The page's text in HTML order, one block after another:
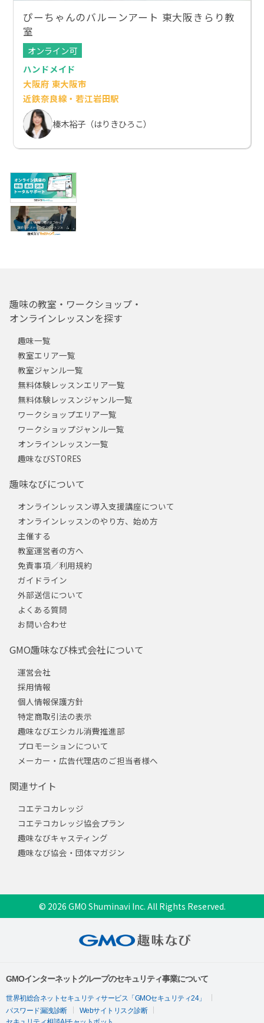
ぴーちゃんのバルーンアート 東大阪きらり教
室
オンライン可
ハンドメイド
大阪府 東大阪市
近鉄奈良線・若江岩田駅
榛木裕子（はりきひろこ）
趣味の教室・ワークショップ・
オンラインレッスンを探す
趣味一覧
教室エリア一覧
教室ジャンル一覧
無料体験レッスンエリア一覧
無料体験レッスンジャンル一覧
ワークショップエリア一覧
ワークショップジャンル一覧
オンラインレッスン一覧
趣味なびSTORES
趣味なびについて
オンラインレッスン導入支援講座について
オンラインレッスンのやり方、始め方
主催する
教室運営者の方へ
免責事項／利用規約
ガイドライン
外部送信について
よくある質問
お問い合わせ
GMO趣味なび株式会社について
運営会社
採用情報
個人情報保護方針
特定商取引法の表示
趣味なびエシカル消費推進部
プロモーションについて
メーカー・広告代理店のご担当者様へ
関連サイト
コエテコカレッジ
コエテコカレッジ協会プラン
趣味なびキャスティング
趣味なび協会・団体マガジン
© 2026 GMO Shuminavi Inc. All Rights Reserved.